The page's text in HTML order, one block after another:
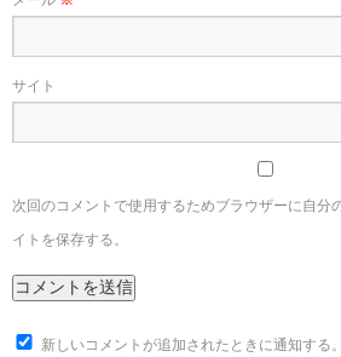
サイト
次回のコメントで使用するためブラウザーに自分
イトを保存する。
新しいコメントが追加されたときに通知する。